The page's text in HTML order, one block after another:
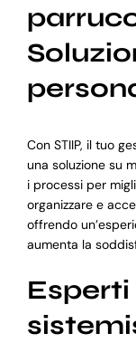
Con STIIP, il tuo
una soluzione su
i processi per
organizzare e
offrendo
aumenta la